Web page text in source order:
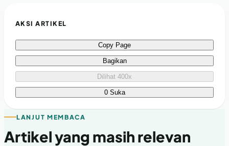
AKSI ARTIKEL
Copy Page
Bagikan
Dilihat 400x
0 Suka
LANJUT MEMBACA
Artikel yang masih relevan